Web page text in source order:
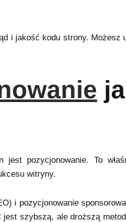
i jakość kodu strony.
pozycjonowanie. To
witryny.
i pozycjonowanie
szybszą, ale droższą